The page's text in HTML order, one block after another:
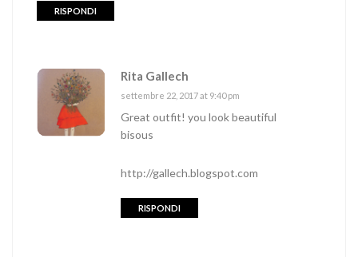
RISPONDI
Rita Gallech
settembre 22, 2017 at 9:40 pm
Great outfit! you look beautiful
bisous
http://gallech.blogspot.com
RISPONDI